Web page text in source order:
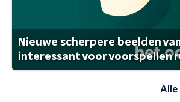
Nieuwe scherpere beelden
interessant voor voorspellen